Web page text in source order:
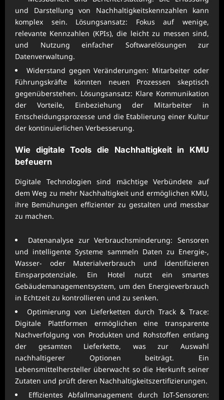
und Darstellung von Nachhaltigkeitskennzahlen kann
komplex sein. Lösungsansatz: Fokus auf wenige,
relevante Kennzahlen (KPIs), die leicht zu messen sind,
und Nutzung einfacher Softwarelösungen zur
Datenverwaltung.
Widerstand gegen Veränderungen: Mitarbeiter oder
Führungskräfte könnten neuen Prozessen skeptisch
gegenüberstehen. Lösungsansatz: Klare Kommunikation
der Vorteile, Einbeziehung der Mitarbeiter in
Entscheidungsprozesse und die Etablierung einer Kultur
der kontinuierlichen Verbesserung.
Wie digitale Tools die Nachhaltigkeit in KMU
befeuern
Digitale Technologien sind mächtige Verbündete auf
dem Weg zu mehr Nachhaltigkeit und ermöglichen KMU,
ihre Bemühungen effizienter zu gestalten und messbar
zu machen.
Datenanalyse zur Verbrauchsminderung: Sensoren
und intelligente Systeme sammeln Daten zu Energie-,
Wasser- oder Materialverbrauch und identifizieren
Einsparpotenziale. Ein Hotel nutzt ein smartes
Gebäudemanagementsystem, um den Energieverbrauch
in Echtzeit zu kontrollieren und zu senken.
Optimierung von Lieferketten durch Track & Trace:
Digitale Plattformen ermöglichen eine transparente
Nachverfolgung von Produkten und Rohstoffen entlang
der gesamten Lieferkette, was zur Auswahl
nachhaltigerer Optionen beiträgt. Ein
Lebensmittelhersteller überwacht so die Herkunft seiner
Zutaten und prüft deren Nachhaltigkeitszertifizierungen.
Effizientes Abfallmanagement durch IoT-Sensoren: